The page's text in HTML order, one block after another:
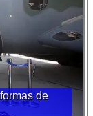
de